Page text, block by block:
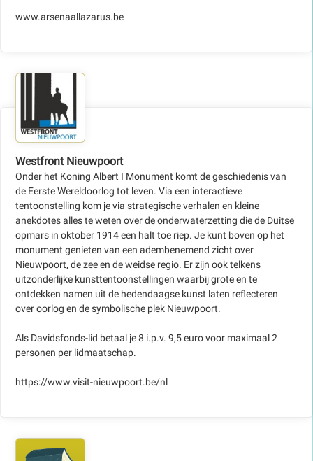
www.arsenaallazarus.be
Westfront Nieuwpoort
Onder het Koning Albert I Monument komt de geschiedenis van
de Eerste Wereldoorlog tot leven. Via een interactieve
tentoonstelling kom je via strategische verhalen en kleine
anekdotes alles te weten over de onderwaterzetting die de Duitse
opmars in oktober 1914 een halt toe riep. Je kunt boven op het
monument genieten van een adembenemend zicht over
Nieuwpoort, de zee en de weidse regio. Er zijn ook telkens
uitzonderlijke kunsttentoonstellingen waarbij grote en te
ontdekken namen uit de hedendaagse kunst laten reflecteren
over oorlog en de symbolische plek Nieuwpoort.
Als Davidsfonds-lid betaal je 8 i.p.v. 9,5 euro voor maximaal 2
personen per lidmaatschap.
https://www.visit-nieuwpoort.be/nl